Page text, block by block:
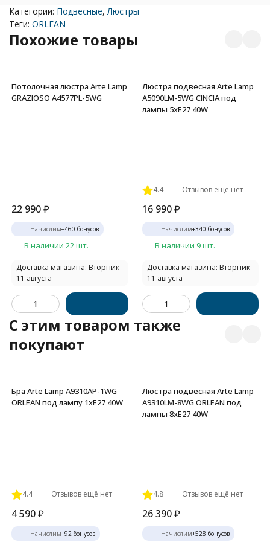
Категории: Подвесные, Люстры
Теги: ORLEAN
Похожие товары
Потолочная люстра Arte Lamp
GRAZIOSO A4577PL-5WG
22 990₽
Начислим+460 бонусов
В наличии 22 шт.
Доставка магазина: Вторник
11 августа
Люстра подвесная Arte Lamp
A5090LM-5WG CINCIA под
лампы 5xE27 40W
4.4 Отзывов ещё нет
16 990 ₽
Начислим+340 бонусов
В наличии 9 шт.
Доставка магазина: Вторник
11 августа
C этим товаром также
покупают
Бра Arte Lamp A9310AP-1WG
ORLEAN под лампу 1xE27 40W
4.4 Отзывов ещё нет
4 590₽
Начислим+92 бонусов
Люстра подвесная Arte Lamp
A9310LM-8WG ORLEAN под
лампы 8xE27 40W
4.8 Отзывов ещё нет
26 390 ₽
Начислим+528 бонусов